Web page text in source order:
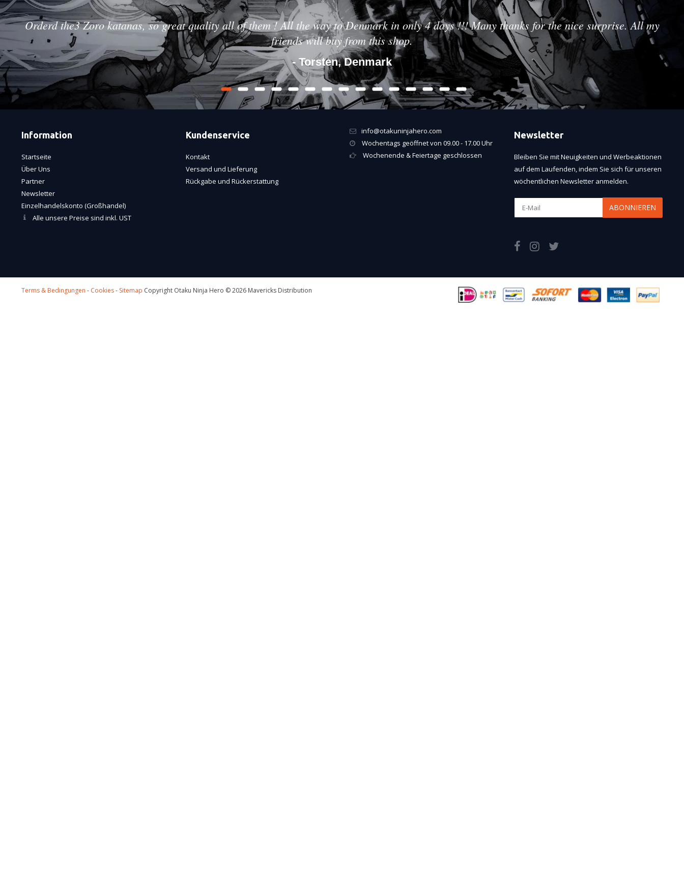
Orderd the3 Zoro katanas, so great quality all of them ! All the way to Denmark in only 4 days !!! Many thanks for the nice surprise. All my
friends will buy from this shop.
- Torsten, Denmark
Information
Startseite
Über Uns
Partner
Newsletter
Einzelhandelskonto (Großhandel)
Alle unsere Preise sind inkl. UST
Kundenservice
Kontakt
Versand und Lieferung
Rückgabe und Rückerstattung
info@otakuninjahero.com
Wochentags geöffnet von 09.00 - 17.00 Uhr
Wochenende & Feiertage geschlossen
Newsletter
Bleiben Sie mit Neuigkeiten und Werbeaktionen
auf dem Laufenden, indem Sie sich für unseren
wöchentlichen Newsletter anmelden.
ABONNIEREN
Terms & Bedingungen - Cookies- Sitemap Copyright Otaku Ninja Hero © 2026 Mavericks Distribution